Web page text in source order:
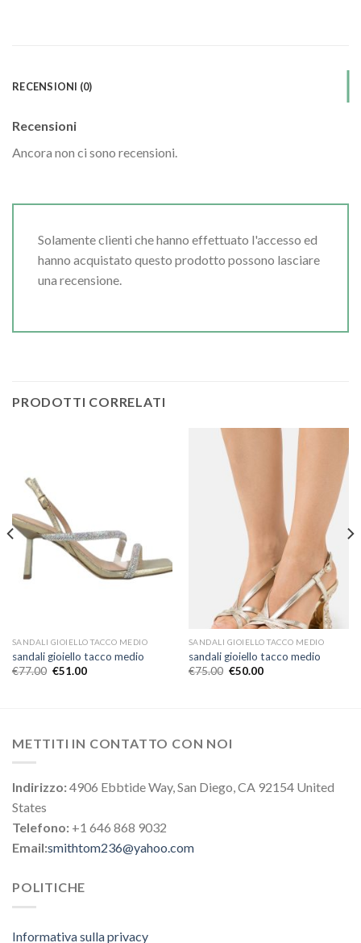
RECENSIONI (0)
Recensioni
Ancora non ci sono recensioni.
Solamente clienti che hanno effettuato l'accesso ed
hanno acquistato questo prodotto possono lasciare
una recensione.
PRODOTTI CORRELATI
SANDALI GIOIELLO TACCO MEDIO
sandali gioiello tacco medio
€77.00 €51.00
SANDALI GIOIELLO TACCO MEDIO
sandali gioiello tacco medio
€75.00 €50.00
METTITI IN CONTATTO CON NOI
Indirizzo:4906 Ebbtide Way, San Diego, CA 92154 United
States
Telefono: +1 646 868 9032
Email:smithtom236@yahoo.com
POLITICHE
Informativa sulla privacy